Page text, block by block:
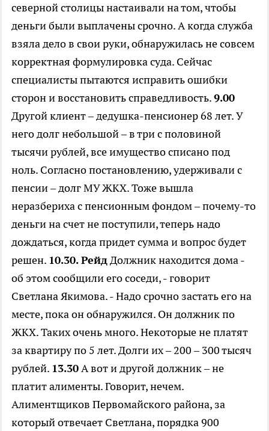
северной столицы настаивали на том, чтобы
деньги были выплачены срочно. А когда служба
взяла дело в свои руки, обнаружилась не совсем
корректная формулировка суда. Сейчас
специалисты пытаются исправить ошибки
сторон и восстановить справедливость.9.00
Другой клиент – дедушка-пенсионер 68 лет. У
него долг небольшой – в три с половиной
тысячи рублей, все имущество списано под
ноль. Согласно постановлению, удерживали с
пенсии – долг МУ ЖКХ. Тоже вышла
неразбериха с пенсионным фондом – почему-то
деньги на счет не поступили, теперь надо
дождаться, когда придет сумма и вопрос будет
решен. 10.30. РейдДолжник находится дома -
об этом сообщили его соседи, - говорит
Светлана Якимова. - Надо срочно застать его на
месте, пока он обнаружился. Он должник по
ЖКХ. Таких очень много. Некоторые не платят
за квартиру по 5 лет. Долги их – 200 – 300 тысяч
рублей. 13.30А вот и другой должник – не
платит алименты. Говорит, нечем.
Алиментщиков Первомайского района, за
который отвечает Светлана, порядка 900